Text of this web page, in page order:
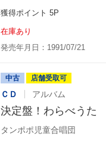
獲得ポイント 5P
在庫あり
発売年月日：1991/07/21
中古 店舗受取可
ＣＤ アルバム
決定盤！わらべうた
タンポポ児童合唱団